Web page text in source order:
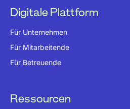
Digitale Plattform
Für Unternehmen
Für Mitarbeitende
Für Betreuende
Ressourcen